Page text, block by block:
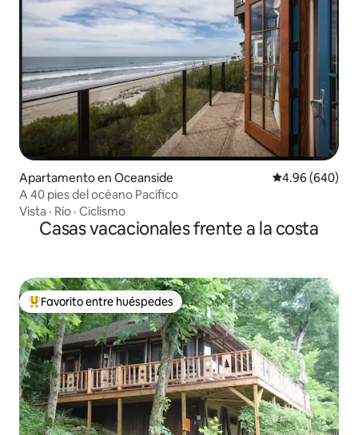
Apartamento en Oceanside Calificación
4.96 (640)
A 40 pies del océano Pacífico
Vista · Río · Ciclismo
Casas vacacionales frente a la costa
Favorito entre huéspedes preferido
Favorito entre huéspedes